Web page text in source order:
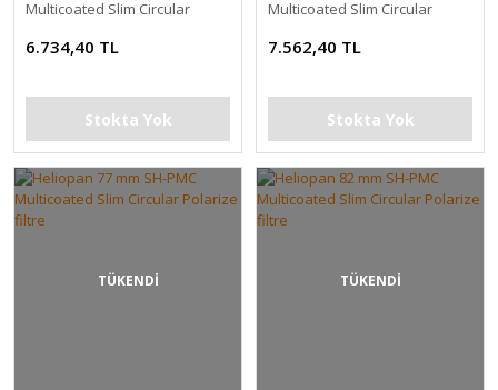
Multicoated Slim Circular
6.734,40 TL
Stokta Yok
Multicoated Slim Circular
7.562,40 TL
Stokta Yok
TÜKENDİ TÜKENDİ